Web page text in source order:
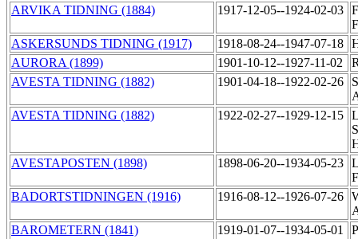
ARVIKA TIDNING (1884)
1917-12-05--1924-02-03
ASKERSUNDS TIDNING (1917)
1918-08-24--1947-07-18
AURORA (1899)
1901-10-12--1927-11-02
AVESTA TIDNING (1882)
1901-04-18--1922-02-26
AVESTA TIDNING (1882)
1922-02-27--1929-12-15
AVESTAPOSTEN (1898)
1898-06-20--1934-05-23
BADORTSTIDNINGEN (1916)
1916-08-12--1926-07-26
BAROMETERN (1841)
1919-01-07--1934-05-01